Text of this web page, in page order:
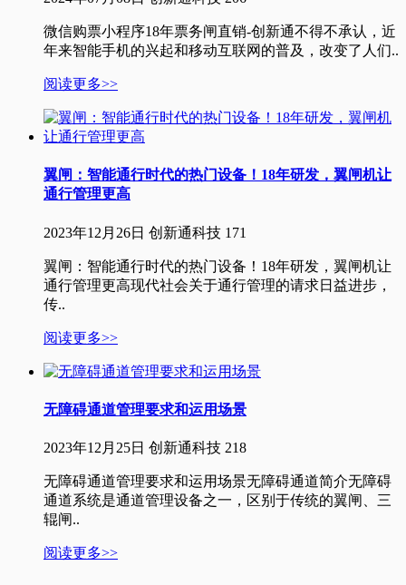
微信购票小程序18年票务闸直销-创新通不得不承认，近
年来智能手机的兴起和移动互联网的普及，改变了人们..
阅读更多>>
翼闸：智能通行时代的热门设备！18年研发，翼闸机让
通行管理更高
2023年12月26日 创新通科技 171
翼闸：智能通行时代的热门设备！18年研发，翼闸机让
通行管理更高现代社会关于通行管理的请求日益进步，
传..
阅读更多>>
无障碍通道管理要求和运用场景
2023年12月25日 创新通科技 218
无障碍通道管理要求和运用场景无障碍通道简介无障碍
通道系统是通道管理设备之一，区别于传统的翼闸、三
辊闸..
阅读更多>>